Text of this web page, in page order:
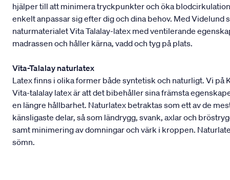
hjälper till att minimera tryckpunkter och öka
enkelt anpassar sig efter dig och dina behov. Med
naturmaterialet Vita Talalay-latex med ventilerande
madrassen och håller kärna, vadd och tyg på plats.
Vita-Talalay naturlatex
Latex finns i olika former både syntetisk och naturligt. Vi på
Vita-talalay latex är att det bibehåller sina främsta
en längre hållbarhet. Naturlatex betraktas som ett av de
känsligaste delar, så som ländrygg, svank, axlar och
samt minimering av domningar och värk i kroppen.
sömn.